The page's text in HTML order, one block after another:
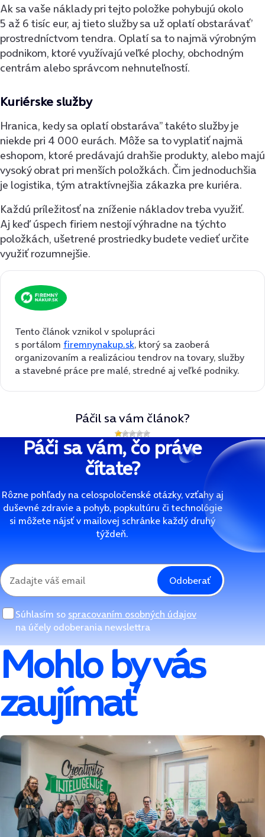
Ak sa vaše náklady pri tejto položke pohybujú okolo
5 až 6 tisíc eur, aj tieto služby sa už oplatí obstarávať’
prostredníctvom tendra. Oplatí sa to najmä výrobným
podnikom, ktoré využívajú veľké plochy, obchodným
centrám alebo správcom nehnuteľností.
Kuriérske služby
Hranica, kedy sa oplatí obstaráva’’ takéto služby je
niekde pri 4 000 eurách. Môže sa to vyplatiť najmä
eshopom, ktoré predávajú drahšie produkty, alebo majú
vysoký obrat pri menších položkách. Čim jednoduchšia
je logistika, tým atraktívnejšia zákazka pre kuriéra.
Každú príležitosť na zníženie nákladov treba využiť.
Aj keď úspech firiem nestojí výhradne na týchto
položkách, ušetrené prostriedky budete vedieť určite
využiť rozumnejšie.
Tento článok vznikol v spolupráci
s portálom firemnynakup.sk, ktorý sa zaoberá
organizovaním a realizáciou tendrov na tovary, služby
a stavebné práce pre malé, stredné aj veľké podniky.
Páčil sa vám článok?
Páči sa vám, čo práve
čítate?
Rôzne pohľady na celospoločenské otázky, vzťahy aj
duševné zdravie a pohyb, popkultúru či technológie
si môžete nájsť v mailovej schránke každý druhý
týždeň.
Odoberať
Súhlasím so spracovaním osobných údajov
na účely odoberania newslettra
Mohlo by vás
zaujímať